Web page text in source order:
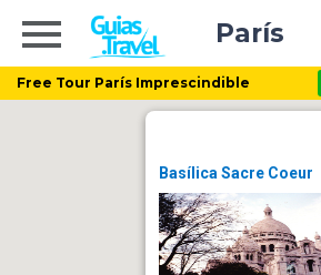
Free Tour París Imprescindible
París
Basílica Sacre Coeur